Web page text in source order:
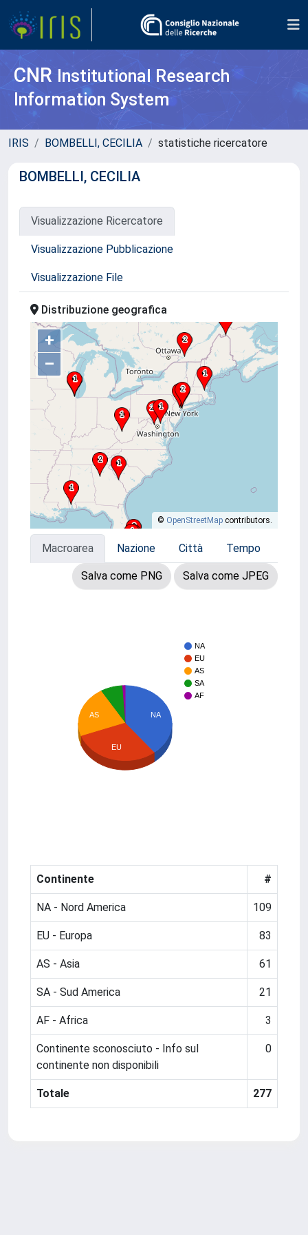
CNR Institutional Research
Information System
IRIS BOMBELLI, CECILIA statistiche ricercatore
BOMBELLI, CECILIA
Visualizzazione Ricercatore
Visualizzazione Pubblicazione
Visualizzazione File
Distribuzione geografica
+
–
© OpenStreetMap contributors.
Macroarea Nazione Città Tempo
Salva come PNG Salva come JPEG
NA
EU
AS
SA
AF
NA
AS
EU
Continente #
NA - Nord America 109
EU - Europa 83
AS - Asia 61
SA - Sud America 21
AF - Africa 3
Continente sconosciuto - Info sul
continente non disponibili
0
Totale 277